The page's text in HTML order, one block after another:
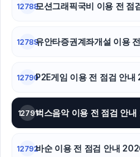
12788모션그래픽국비 이용 전
12789유안타증권계좌개설 이용
12790P2E게임 이용 전 점검 안
12791벅스음악 이용 전 점검 안
12792바순 이용 전 점검 안내